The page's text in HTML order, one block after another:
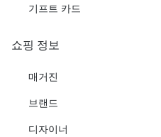
기프트 카드
쇼핑 정보
매거진
브랜드
디자이너